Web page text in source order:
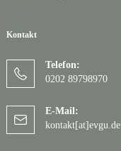
Kontakt
Telefon:
0202 89798970
E-Mail:
kontakt[at]evgu.de